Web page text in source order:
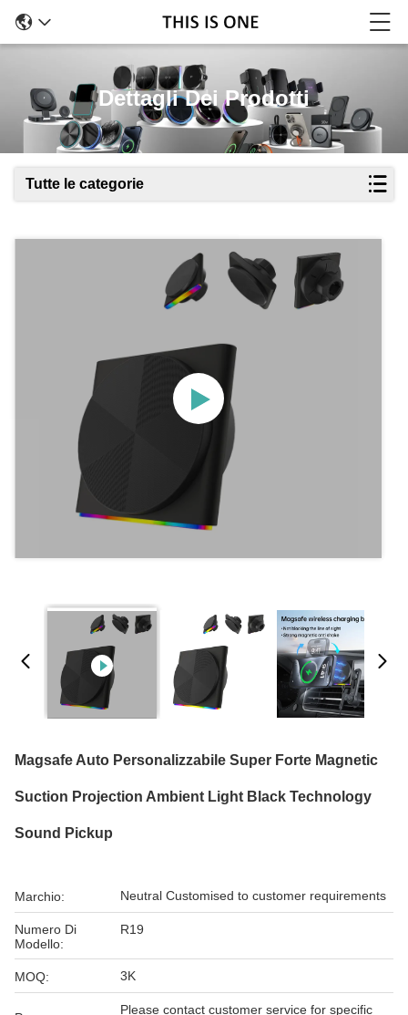
Dettagli Dei Prodotti
Tutte le categorie
Magsafe Auto Personalizzabile Super Forte Magnetic
Suction Projection Ambient Light Black Technology
Sound Pickup
Marchio: Neutral Customised to customer requirements
Numero Di
Modello:
R19
MOQ: 3K
Please contact customer service for specific